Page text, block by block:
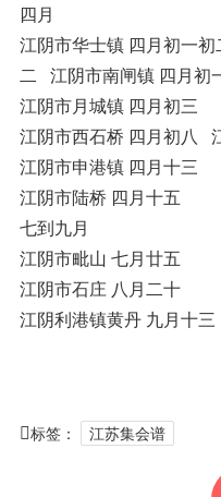
四月
江阴市华士镇 四月初一
二 江阴市南闸镇 四月初
江阴市月城镇 四月初三
江阴市西石桥 四月初八
江阴市申港镇 四月十三
江阴市陆桥 四月十五
七到九月
江阴市毗山 七月廿五
江阴市石庄 八月二十
江阴利港镇黄丹 九月十三
标签： 江苏集会谱